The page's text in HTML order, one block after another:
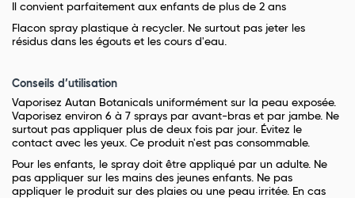
Il convient parfaitement aux enfants de plus de 2 ans
Flacon spray plastique à recycler. Ne surtout pas jeter les
résidus dans les égouts et les cours d'eau.
Conseils d’utilisation
Vaporisez Autan Botanicals uniformément sur la peau exposée.
Vaporisez environ 6 à 7 sprays par avant-bras et par jambe. Ne
surtout pas appliquer plus de deux fois par jour. Évitez le
contact avec les yeux. Ce produit n'est pas consommable.
Pour les enfants, le spray doit être appliqué par un adulte. Ne
pas appliquer sur les mains des jeunes enfants. Ne pas
appliquer le produit sur des plaies ou une peau irritée. En cas